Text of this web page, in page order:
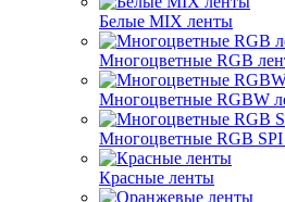
Белые MIX ленты
Многоцветные RGB
Многоцветные RGBW
Многоцветные RGB
Красные ленты